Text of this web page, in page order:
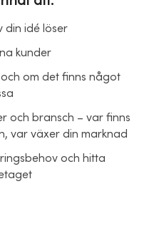
din idé löser
kunder
om det finns något
och bransch – var finns
var växer din marknad
och hitta